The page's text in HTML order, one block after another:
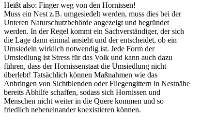
Heißt also: Finger weg von den Hornissen!
Muss ein Nest z.B. umgesiedelt werden, muss dies bei der
Unteren Naturschutzbehörde angezeigt und begründet
werden. In der Regel kommt ein Sachverständiger, der sich
die Lage dann einmal ansieht und der entscheidet, ob ein
Umsiedeln wirklich notwendig ist. Jede Form der
Umsiedlung ist Stress für das Volk und kann auch dazu
führen, dass der Hornissenstaat die Umsiedlung nicht
überlebt! Tatsächlich können Maßnahmen wie das
Anbringen von Sichtblenden oder Fliegengittern in Nestnähe
bereits Abhilfe schaffen, sodass sich Hornissen und
Menschen nicht weiter in die Quere kommen und so
friedlich nebeneinander koexistieren können.